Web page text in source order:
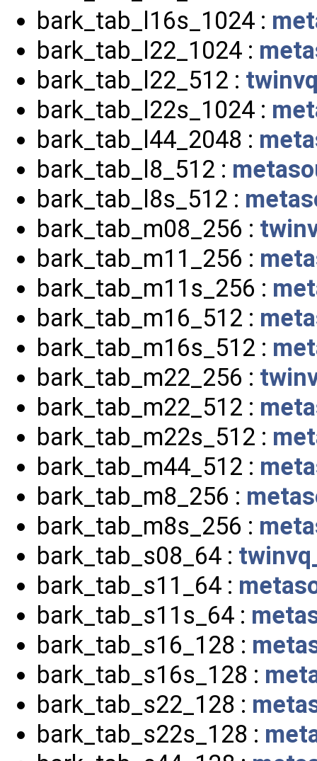
bark_tab_l16s_1024 :
bark_tab_l22_1024 :
bark_tab_l22_512 :
bark_tab_l22s_1024 :
bark_tab_l44_2048 :
bark_tab_l8_512 :
bark_tab_l8s_512 :
bark_tab_m08_256 :
bark_tab_m11_256 :
bark_tab_m11s_256 :
bark_tab_m16_512 :
bark_tab_m16s_512 :
bark_tab_m22_256 :
bark_tab_m22_512 :
bark_tab_m22s_512 :
bark_tab_m44_512 :
bark_tab_m8_256 :
bark_tab_m8s_256 :
bark_tab_s08_64 :
bark_tab_s11_64 :
bark_tab_s11s_64 :
bark_tab_s16_128 :
bark_tab_s16s_128 :
bark_tab_s22_128 :
bark_tab_s22s_128 :